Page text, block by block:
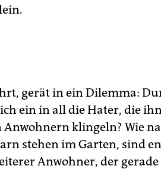
gerät in ein Dilemma:
ein in all die Hater, die
Anwohnern klingeln? Wie
stehen im Garten, sind
Anwohner, der